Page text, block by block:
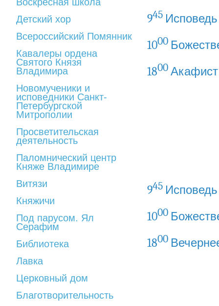
Детский хор
Всероссийский Помянник
Кавалеры ордена
Святого Князя
Владимира
Новомученики и
исповедники Санкт-
Петербургской
Митрополии
Просветительская
деятельность
Паломнический центр
Княже Владимире
Витязи
Княжичи
Под парусом. Ял
Серафим
Библиотека
Лавка
Церковный дом
Благотворительность
945 Исповедь
1000
1800
945 Исповедь
1000
1800